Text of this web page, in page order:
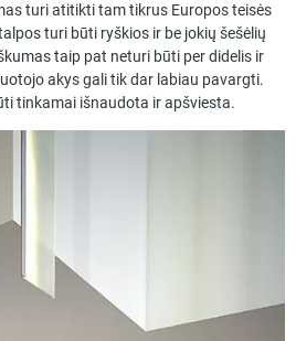
turi atitikti tam tikrus Europos teisės
turi būti ryškios ir be jokių šešėlių
taip pat neturi būti per didelis ir
akys gali tik dar labiau pavargti.
tinkamai išnaudota ir apšviesta.